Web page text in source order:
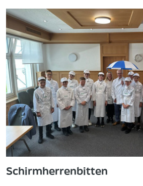
Schirmherrenbitten